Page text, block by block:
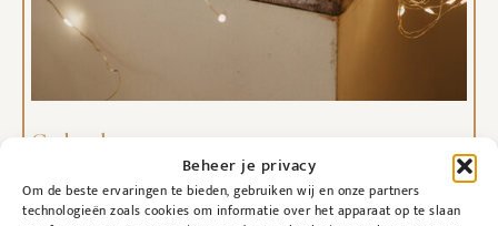
Beheer je privacy
Om de beste ervaringen te bieden, gebruiken wij en onze partners
technologieën zoals cookies om informatie over het apparaat op te slaan
Cadeaubon
€20,00- €200,00